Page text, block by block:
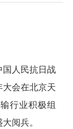
国人民抗日战
大会在北京天
行业积极组
阅兵。